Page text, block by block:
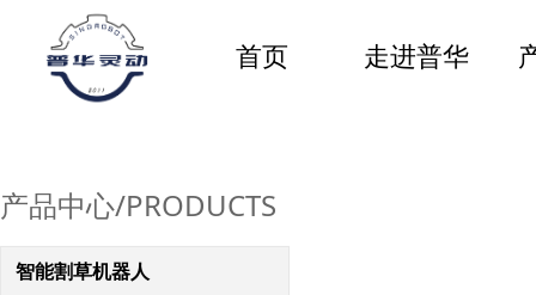
首页 走进普华
产品中心/PRODUCTS
智能割草机器人